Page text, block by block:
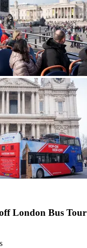
London Bus Tour